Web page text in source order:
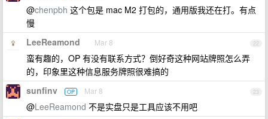
@chenpbh 这个包是 mac M2 打包的，通用版我还在打。有点
慢
22
LeeReamond Mar 8
蛮有趣的，OP 有没有联系方式？倒好奇这种网站牌照怎么弄
的，印象里这种信息服务牌照很难搞的
23
sunfinv OP Mar 8
@LeeReamond 不是实盘只是工具应该不用吧